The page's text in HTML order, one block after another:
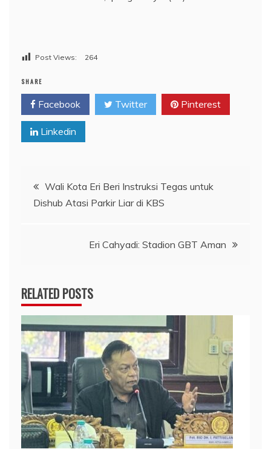
Post Views: 264
SHARE
Facebook Twitter Pinterest
Linkedin
Navigasi
pos
Wali Kota Eri Beri Instruksi Tegas untuk
Dishub Atasi Parkir Liar di KBS
Eri Cahyadi: Stadion GBT Aman
RELATED POSTS